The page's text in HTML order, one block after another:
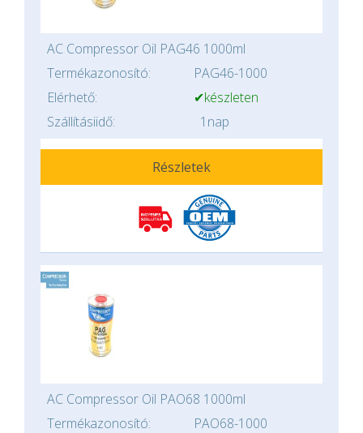
AC Compressor Oil PAG46 1000ml
Termékazonosító:
PAG46-1000
Elérhető:
✔készleten
Szállításiidő:
1nap
Részletek
AC Compressor Oil PAO68 1000ml
Termékazonosító:
PAO68-1000